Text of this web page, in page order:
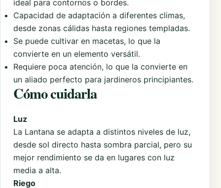
ideal para contornos o bordes.
Capacidad de adaptación a diferentes climas,
desde zonas cálidas hasta regiones templadas.
Se puede cultivar en macetas, lo que la
convierte en un elemento versátil.
Requiere poca atención, lo que la convierte en
un aliado perfecto para jardineros principiantes.
Cómo cuidarla
Luz
La Lantana se adapta a distintos niveles de luz,
desde sol directo hasta sombra parcial, pero su
mejor rendimiento se da en lugares con luz
media a alta.
Riego